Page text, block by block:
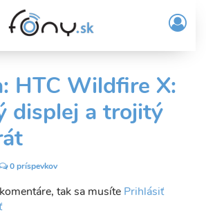
/
HTC Wildfire X:
displej a trojitý
0 príspevkov
tak sa musíte Prihlásiť